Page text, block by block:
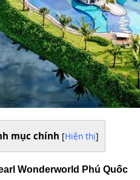
mục chính [Hiện thị]
Wonderworld Phú Quốc